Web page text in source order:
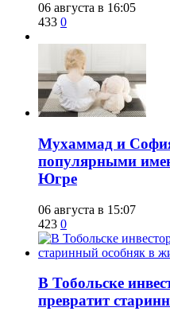
06 августа в 16:05
433 0
​Мухаммад и
популярными
Югре
06 августа в 15:07
423 0
В Тобольске
превратит